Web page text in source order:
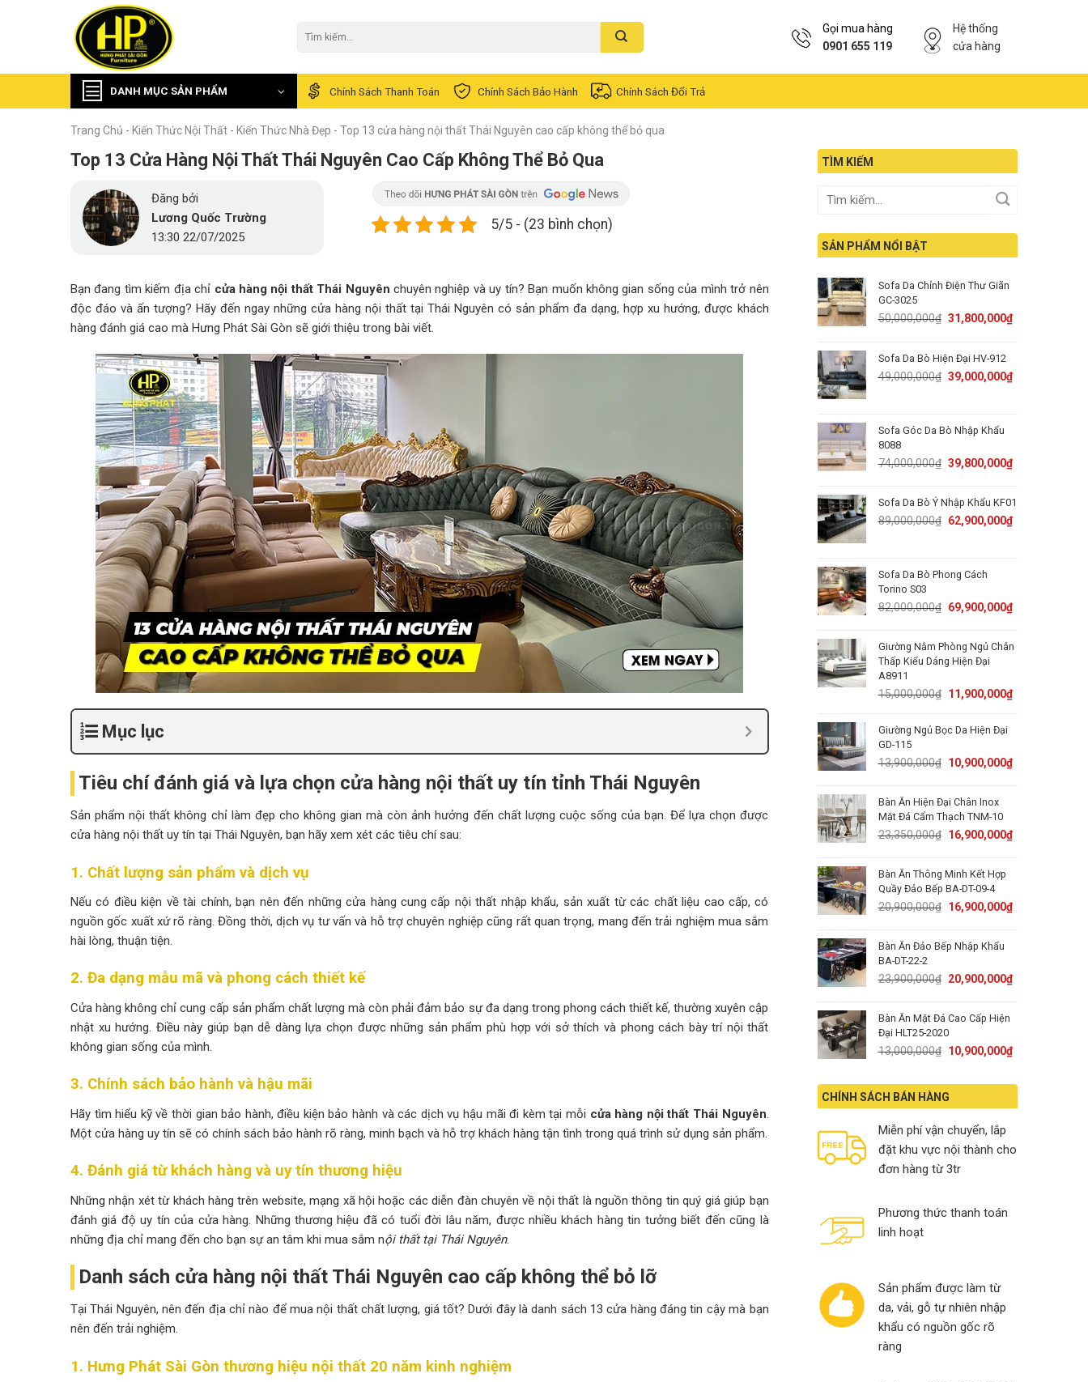
kiếm:
Gọi mua hàng
0901 655 119
Hệ thống
cửa hàng
DANH MỤC SẢN PHẨM Chính Sách Thanh Toán Chính Sách Bảo Hành Chính Sách Đổi Trả
Trang Chủ - Kiến Thức Nội Thất - Kiến Thức Nhà Đẹp - Top 13 cửa hàng nội thất Thái Nguyên cao cấp không thể bỏ qua
Top 13 Cửa Hàng Nội Thất Thái Nguyên Cao Cấp Không Thể Bỏ Qua
Đăng bởi
Lương Quốc Trường
13:30 22/07/2025
5/5 - (23 bình chọn)
Bạn đang tìm kiếm địa chỉ cửa hàng nội thất Thái Nguyên chuyên nghiệp và uy tín? Bạn muốn không gian sống của mình trở nên
độc đáo và ấn tượng? Hãy đến ngay những cửa hàng nội thất tại Thái Nguyên có sản phẩm đa dạng, hợp xu hướng, được khách
hàng đánh giá cao mà Hưng Phát Sài Gòn sẽ giới thiệu trong bài viết.
Mục lục
Tiêu chí đánh giá và lựa chọn cửa hàng nội thất uy tín tỉnh Thái Nguyên
Sản phẩm nội thất không chỉ làm đẹp cho không gian mà còn ảnh hưởng đến chất lượng cuộc sống của bạn. Để lựa chọn được
cửa hàng nội thất uy tín tại Thái Nguyên, bạn hãy xem xét các tiêu chí sau:
1. Chất lượng sản phẩm và dịch vụ
Nếu có điều kiện về tài chính, bạn nên đến những cửa hàng cung cấp nội thất nhập khẩu, sản xuất từ các chất liệu cao cấp, có
nguồn gốc xuất xứ rõ ràng. Đồng thời, dịch vụ tư vấn và hỗ trợ chuyên nghiệp cũng rất quan trọng, mang đến trải nghiệm mua sắm
hài lòng, thuận tiện.
2. Đa dạng mẫu mã và phong cách thiết kế
Cửa hàng không chỉ cung cấp sản phẩm chất lượng mà còn phải đảm bảo sự đa dạng trong phong cách thiết kế, thường xuyên cập
nhật xu hướng. Điều này giúp bạn dễ dàng lựa chọn được những sản phẩm phù hợp với sở thích và phong cách bày trí nội thất
không gian sống của mình.
3. Chính sách bảo hành và hậu mãi
Hãy tìm hiểu kỹ về thời gian bảo hành, điều kiện bảo hành và các dịch vụ hậu mãi đi kèm tại mỗi cửa hàng nội thất Thái Nguyên.
Một cửa hàng uy tín sẽ có chính sách bảo hành rõ ràng, minh bạch và hỗ trợ khách hàng tận tình trong quá trình sử dụng sản phẩm.
4. Đánh giá từ khách hàng và uy tín thương hiệu
Những nhận xét từ khách hàng trên website, mạng xã hội hoặc các diễn đàn chuyên về nội thất là nguồn thông tin quý giá giúp bạn
đánh giá độ uy tín của cửa hàng. Những thương hiệu đã có tuổi đời lâu năm, được nhiều khách hàng tin tưởng biết đến cũng là
những địa chỉ mang đến cho bạn sự an tâm khi mua sắm nội thất tại Thái Nguyên.
Danh sách cửa hàng nội thất Thái Nguyên cao cấp không thể bỏ lỡ
Tại Thái Nguyên, nên đến địa chỉ nào để mua nội thất chất lượng, giá tốt? Dưới đây là danh sách 13 cửa hàng đáng tin cậy mà bạn
nên đến trải nghiệm.
1. Hưng Phát Sài Gòn thương hiệu nội thất 20 năm kinh nghiệm
TÌM KIẾM
SẢN PHẨM NỔI BẬT
Sofa Da Chỉnh Điện Thư Giãn
GC-3025
50,000,000₫ Original
50,000,000₫.
31,800,000₫Current
Sofa Da Bò Hiện Đại HV-912
49,000,000₫ Original
49,000,000₫.
39,000,000₫Current
Sofa Góc Da Bò Nhập Khẩu
8088
74,000,000₫ Original
74,000,000₫.
39,800,000₫Current
39,800,000₫.
Sofa Da Bò Ý Nhập Khẩu KF01
89,000,000₫ Original
62,900,000₫Current
Sofa Da Bò Phong Cách
Torino S03
82,000,000₫ Original
82,000,000₫.
69,900,000₫Current
69,900,000₫.
Giường Nằm Phòng Ngủ Chân
Thấp Kiểu Dáng Hiện Đại
A8911
15,000,000₫ Original
was:
15,000,000₫.
11,900,000₫Current
Giường Ngủ Bọc Da Hiện Đại
GD-115
13,900,000₫ Original
13,900,000₫.
10,900,000₫Current
Bàn Ăn Hiện Đại Chân Inox
Mặt Đá Cẩm Thạch TNM-10
23,350,000₫ Original
23,350,000₫.
16,900,000₫Current
Bàn Ăn Thông Minh Kết Hợp
Quầy Đảo Bếp BA-DT-09-4
20,900,000₫ Original
20,900,000₫.
16,900,000₫Current
Bàn Ăn Đảo Bếp Nhập Khẩu
BA-DT-22-2
23,900,000₫ Original
23,900,000₫.
20,900,000₫Current
Bàn Ăn Mặt Đá Cao Cấp Hiện
Đại HLT25-2020
13,000,000₫ Original
was:
13,000,000₫.
10,900,000₫Current
is:
CHÍNH SÁCH BÁN HÀNG
Miễn phí vận chuyển, lắp
đặt khu vực nội thành cho
đơn hàng từ 3tr
Phương thức thanh toán
linh hoạt
Sản phẩm được làm từ
da, vải, gỗ tự nhiên nhập
khẩu có nguồn gốc rõ
ràng